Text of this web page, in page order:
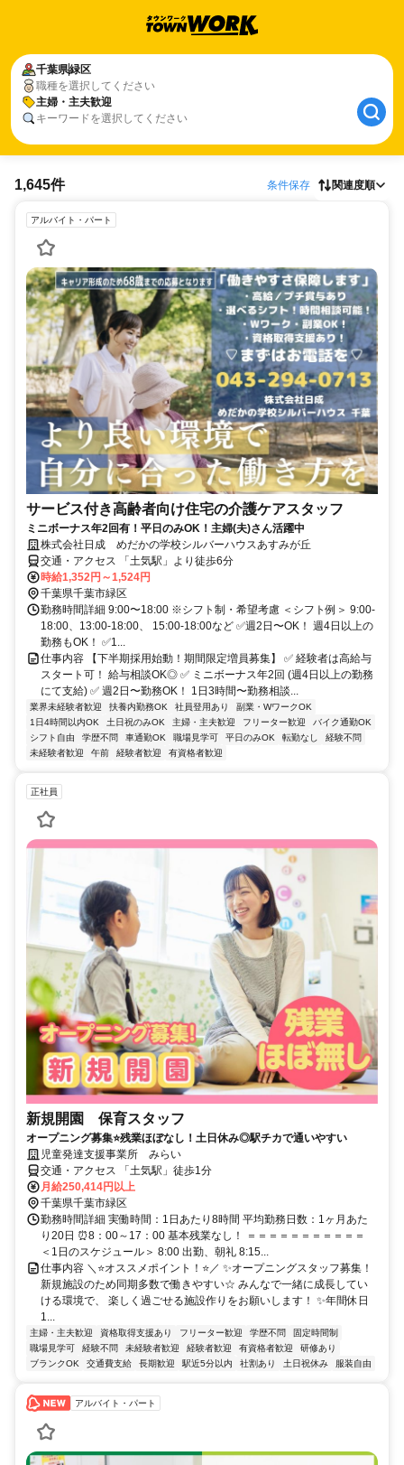
千葉県緑区
職種を選択してください
主婦・主夫歓迎
キーワードを選択してください
1,645件 条件保存 関連度順
アルバイト・パート
サービス付き高齢者向け住宅の介護ケアスタッフ
ミニボーナス年2回有！平日のみOK！主婦(夫)さん活躍中
株式会社日成 めだかの学校シルバーハウスあすみが丘
交通・アクセス 「土気駅」より徒歩6分
時給1,352円～1,524円
千葉県千葉市緑区
勤務時間詳細 9:00〜18:00 ※シフト制・希望考慮 ＜シフト例＞ 9:00-
18:00、13:00-18:00、 15:00-18:00など ✅週2日〜OK！ 週4日以上の
勤務もOK！ ✅1...
仕事内容 【下半期採用始動！期間限定増員募集】 ✅ 経験者は高給与
スタート可！ 給与相談OK◎ ✅ ミニボーナス年2回 (週4日以上の勤務
にて支給) ✅ 週2日〜勤務OK！ 1日3時間〜勤務相談...
業界未経験者歓迎 扶養内勤務OK 社員登用あり
副業・WワークOK
1日4時間以内OK
土日祝のみOK 主婦・主夫歓迎 フリーター歓迎
バイク通勤OK
シフト自由
学歴不問 車通勤OK 職場見学可 平日のみOK 転勤なし
経験不問
未経験者歓迎
午前 経験者歓迎 有資格者歓迎
正社員
新規開園 保育スタッフ
オープニング募集⭐残業ほぼなし！土日休み◎駅チカで通いやすい
児童発達支援事業所 みらい
交通・アクセス 「土気駅」徒歩1分
月給250,414円以上
千葉県千葉市緑区
勤務時間詳細 実働時間：1日あたり8時間 平均勤務日数：1ヶ月あた
り20日 ⏰8：00～17：00 基本残業なし！ ＝＝＝＝＝＝＝＝＝＝＝
＜1日のスケジュール＞ 8:00 出勤、朝礼 8:15...
仕事内容 ＼⭐オススメポイント！⭐／ ✨オープニングスタッフ募集！
新規施設のため同期多数で働きやすい☆ みんなで一緒に成長してい
ける環境で、 楽しく過ごせる施設作りをお願いします！ ✨年間休日
1...
主婦・主夫歓迎 資格取得支援あり フリーター歓迎 学歴不問
固定時間制
職場見学可
経験不問 未経験者歓迎 経験者歓迎 有資格者歓迎
研修あり
ブランクOK
交通費支給 長期歓迎 駅近5分以内 社割あり 土日祝休み 服装自由
アルバイト・パート